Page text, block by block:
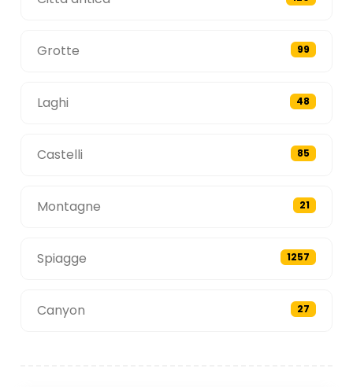
Grotte 99
Laghi 48
Castelli 85
Montagne 21
Spiagge 1257
Canyon 27